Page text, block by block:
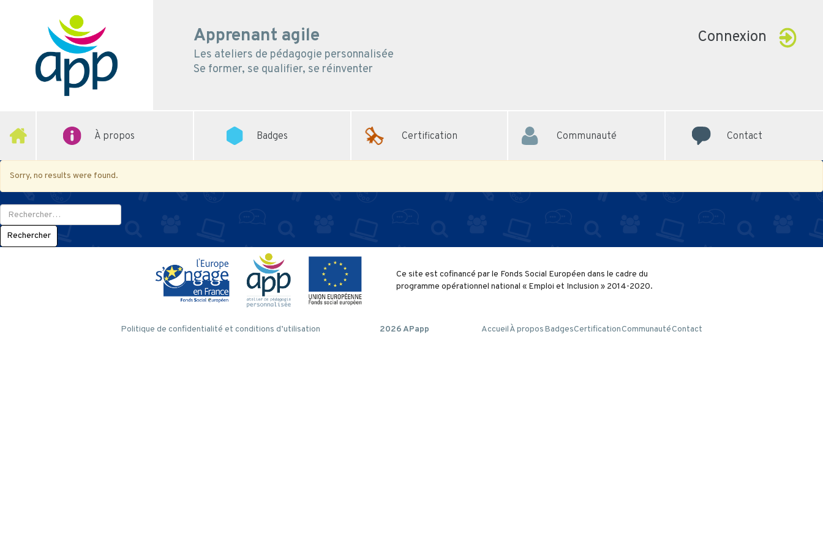
Apprenant agile Connexion
Les ateliers de pédagogie personnalisée
Se former, se qualifier, se réinventer
Sorry, no results were found.
Rechercher :
Ce site est cofinancé par le Fonds Social Européen dans le cadre du
programme opérationnel national « Emploi et Inclusion » 2014-2020.
AccueilÀ proposBadgesCertificationCommunautéContact
2026 APapp
Politique de confidentialité et conditions d’utilisation